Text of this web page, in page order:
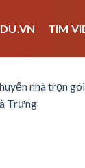
TIM
nhà trọn
Trưng